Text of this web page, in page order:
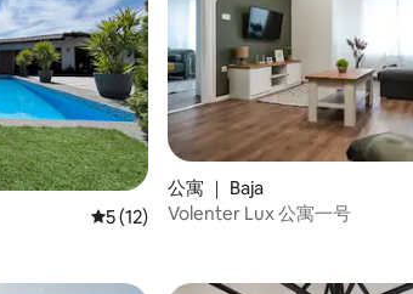
评价 平均评分 5 分（满分 5 分），共 12 条评价
5 (12)
公寓 ｜ Baja
Volenter Lux 公寓一号